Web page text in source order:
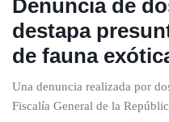
Denuncia de
destapa
de fauna
Una denuncia realizada por
Fiscalía General de la